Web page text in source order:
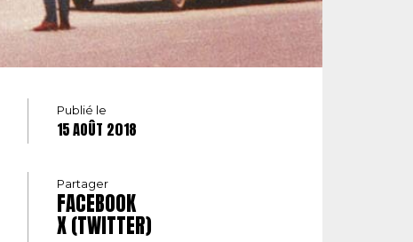
Publié le
15 AOÛT 2018
Partager
FACEBOOK
X (TWITTER)